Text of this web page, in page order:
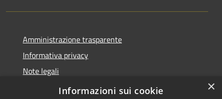
Amministrazione trasparente
Informativa privacy
Note legali
Dichiarazione di accessibilità
×
Informazioni sui cookie